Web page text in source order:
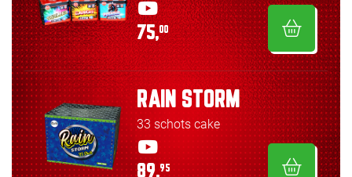
75,00
RAIN STORM
33 schots cake
89,95